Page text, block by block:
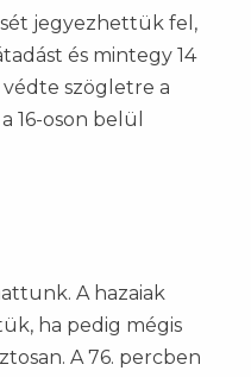
jegyezhettük fel,
és mintegy 14
szögletre a
16-oson belül
A hazaiak
ha pedig mégis
A 76. percben